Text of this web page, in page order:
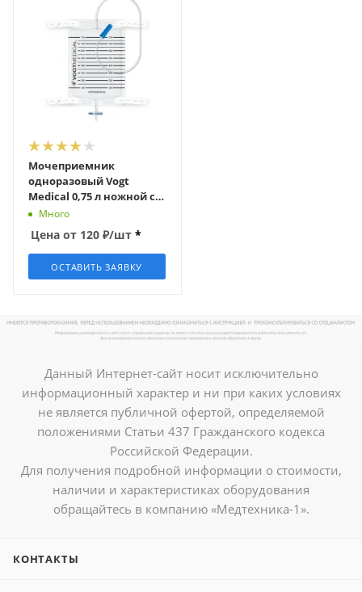
Мочеприемник
одноразовый Vogt
Medical 0,75 л ножной с
Т-образным сливом с
безлатексными
креплениями
Много
Цена от 120 ₽/шт *
ОСТАВИТЬ ЗАЯВКУ
Данный Интернет-сайт носит исключительно
информационный характер и ни при каких условиях
не является публичной офертой, определяемой
положениями Статьи 437 Гражданского кодекса
Российской Федерации.
Для получения подробной информации о стоимости,
наличии и характеристиках оборудования
обращайтесь в компанию «Медтехника-1».
КОНТАКТЫ